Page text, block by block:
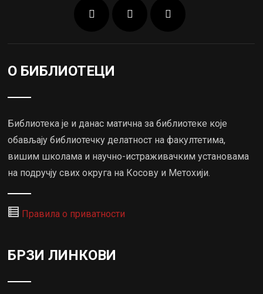
О БИБЛИОТЕЦИ
Библиотека је и данас матична за библиотеке које
обављају библиотечку делатност на факултетима,
вишим школама и научно-истраживачким установама
на подручју свих округа на Косову и Метохији.
Правила о приватности
БРЗИ ЛИНКОВИ